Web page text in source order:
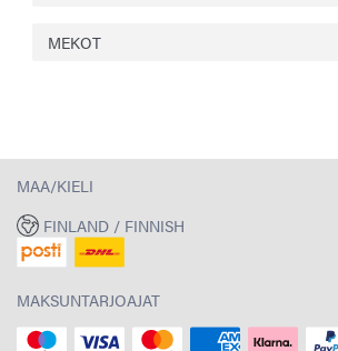
MEKOT
MAA/KIELI
FINLAND / FINNISH
MAKSUNTARJOAJAT